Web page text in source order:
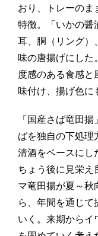
おり、トレーのま
特徴。「いかの
耳、胴（リング）
味の唐揚げにした
度感のある食感と
味付け、揚げ色に
「国産さば竜田
ばを独自の下処理
清酒をベースにし
ちょう後に見栄
マ竜田揚が夏～
ら、年間を通じ
いく。来期から